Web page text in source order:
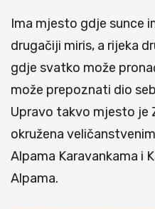
Ima mjesto gdje sunce
drugačiji miris, a rijeka
gdje svatko može
može prepoznati dio
Upravo takvo mjesto je
okružena
Alpama Karavankama i
Alpama.